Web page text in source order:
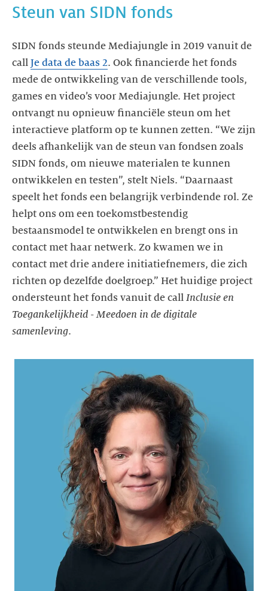
Steun van SIDN fonds
SIDN fonds steunde Mediajungle in 2019 vanuit de
call Je data de baas 2. Ook financierde het fonds
mede de ontwikkeling van de verschillende tools,
games en video’s voor Mediajungle. Het project
ontvangt nu opnieuw financiële steun om het
interactieve platform op te kunnen zetten. “We zijn
deels afhankelijk van de steun van fondsen zoals
SIDN fonds, om nieuwe materialen te kunnen
ontwikkelen en testen”, stelt Niels. “Daarnaast
speelt het fonds een belangrijk verbindende rol. Ze
helpt ons om een toekomstbestendig
bestaansmodel te ontwikkelen en brengt ons in
contact met haar netwerk. Zo kwamen we in
contact met drie andere initiatiefnemers, die zich
richten op dezelfde doelgroep.” Het huidige project
ondersteunt het fonds vanuit de call Inclusie en
Toegankelijkheid - Meedoen in de digitale
samenleving.